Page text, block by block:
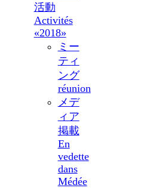
活動
Activités
«2018»
ミー
ティ
ング
réunion
メデ
ィア
掲載
En
vedette
dans
Médée